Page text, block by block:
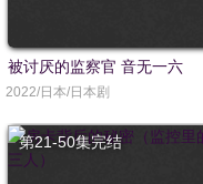
被讨厌的监察官 音无一六
2022/日本/日本剧
第21-50集完结